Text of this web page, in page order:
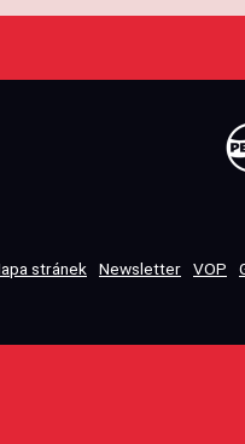
stránek Newsletter VOP